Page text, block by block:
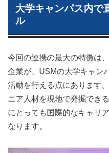
大学キャンパス内で
ル
今回の連携の最大の特徴は
企業が、USMの大学キャン
活動を行える点にあります
ニア人材を現地で発掘でき
にとっても国際的なキャリ
なります。